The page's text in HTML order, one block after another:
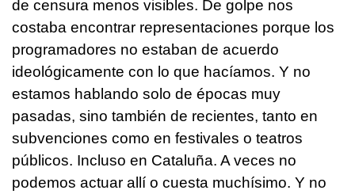
de censura menos visibles. De golpe nos
costaba encontrar representaciones porque los
programadores no estaban de acuerdo
ideológicamente con lo que hacíamos. Y no
estamos hablando solo de épocas muy
pasadas, sino también de recientes, tanto en
subvenciones como en festivales o teatros
públicos. Incluso en Cataluña. A veces no
podemos actuar allí o cuesta muchísimo. Y no